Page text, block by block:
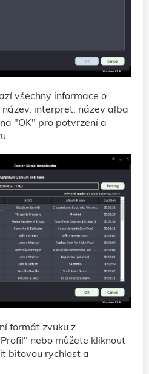
všechny informace o
interpret, název alba
"OK" pro potvrzení a
formát zvuku z
nebo můžete kliknout
bitovou rychlost a